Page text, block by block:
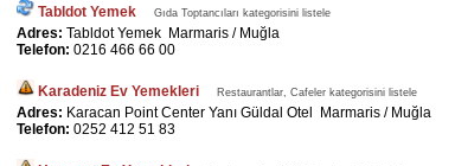
Tabldot Yemek Gıda Toptancıları kategorisini listele
Adres: Tabldot Yemek Marmaris / Muğla
Telefon: 0216 466 66 00
Karadeniz Ev Yemekleri Restaurantlar, Cafeler kategorisini listele
Adres: Karacan Point Center Yanı Güldal Otel Marmaris / Muğla
Telefon: 0252 412 51 83